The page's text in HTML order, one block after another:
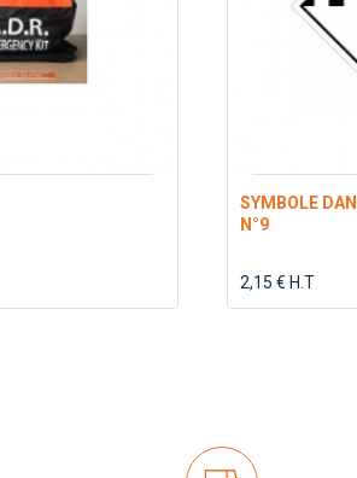
SYMBOLE
N°9
2,15 € H.T